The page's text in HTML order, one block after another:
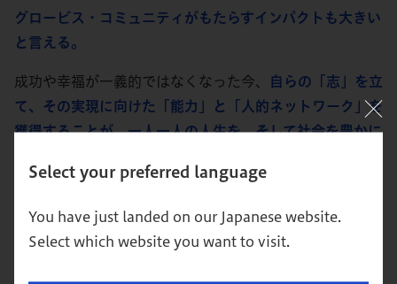
Select your preferred language
You have just landed on our Japanese website.
Select which website you want to visit.
グロービス・コミュニティがもたらすインパクトも大きい
と言える。
成功や幸福が一義的ではなくなった今、
自らの「志」を立
て、その実現に向けた「能力」と「人的ネットワーク」を
獲得することが、一人一人の人生を、そして社会を豊かに
ログラムの貢献を確認したと同時に、卒業生のより一層の
進化を約束したい。